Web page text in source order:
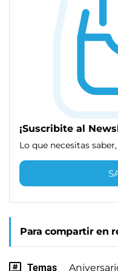
¡Suscribite al
Lo que necesitas
Para compartir en
Temas